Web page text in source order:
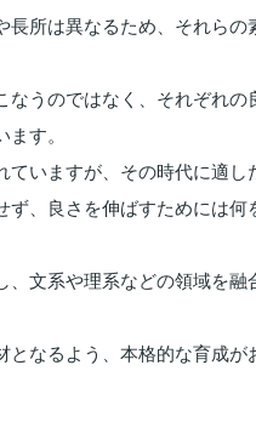
長所は異なるため、それら
うのではなく、それぞれ
す。
いますが、その時代に適し
、良さを伸ばすためには
、文系や理系などの領域を
なるよう、本格的な育成が